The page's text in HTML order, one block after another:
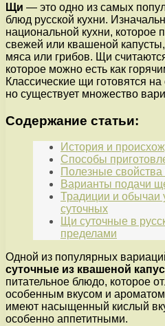
Щи — это одно из самых
блюд русской кухни.
национальной кухни, которое
свежей или квашеной
мяса или грибов. Щи
которое можно есть как
Классические щи готовятся
но существует множество
Содержание статьи:
История и
Способы
Полезные
Варианты подачи
Традиции и обычаи
суточных
Щи суточные в
пределами
Одной из популярных
суточные из квашеной
питательное блюдо, которое
особенным вкусом и
имеют насыщенный кислый
особенно аппетитными.